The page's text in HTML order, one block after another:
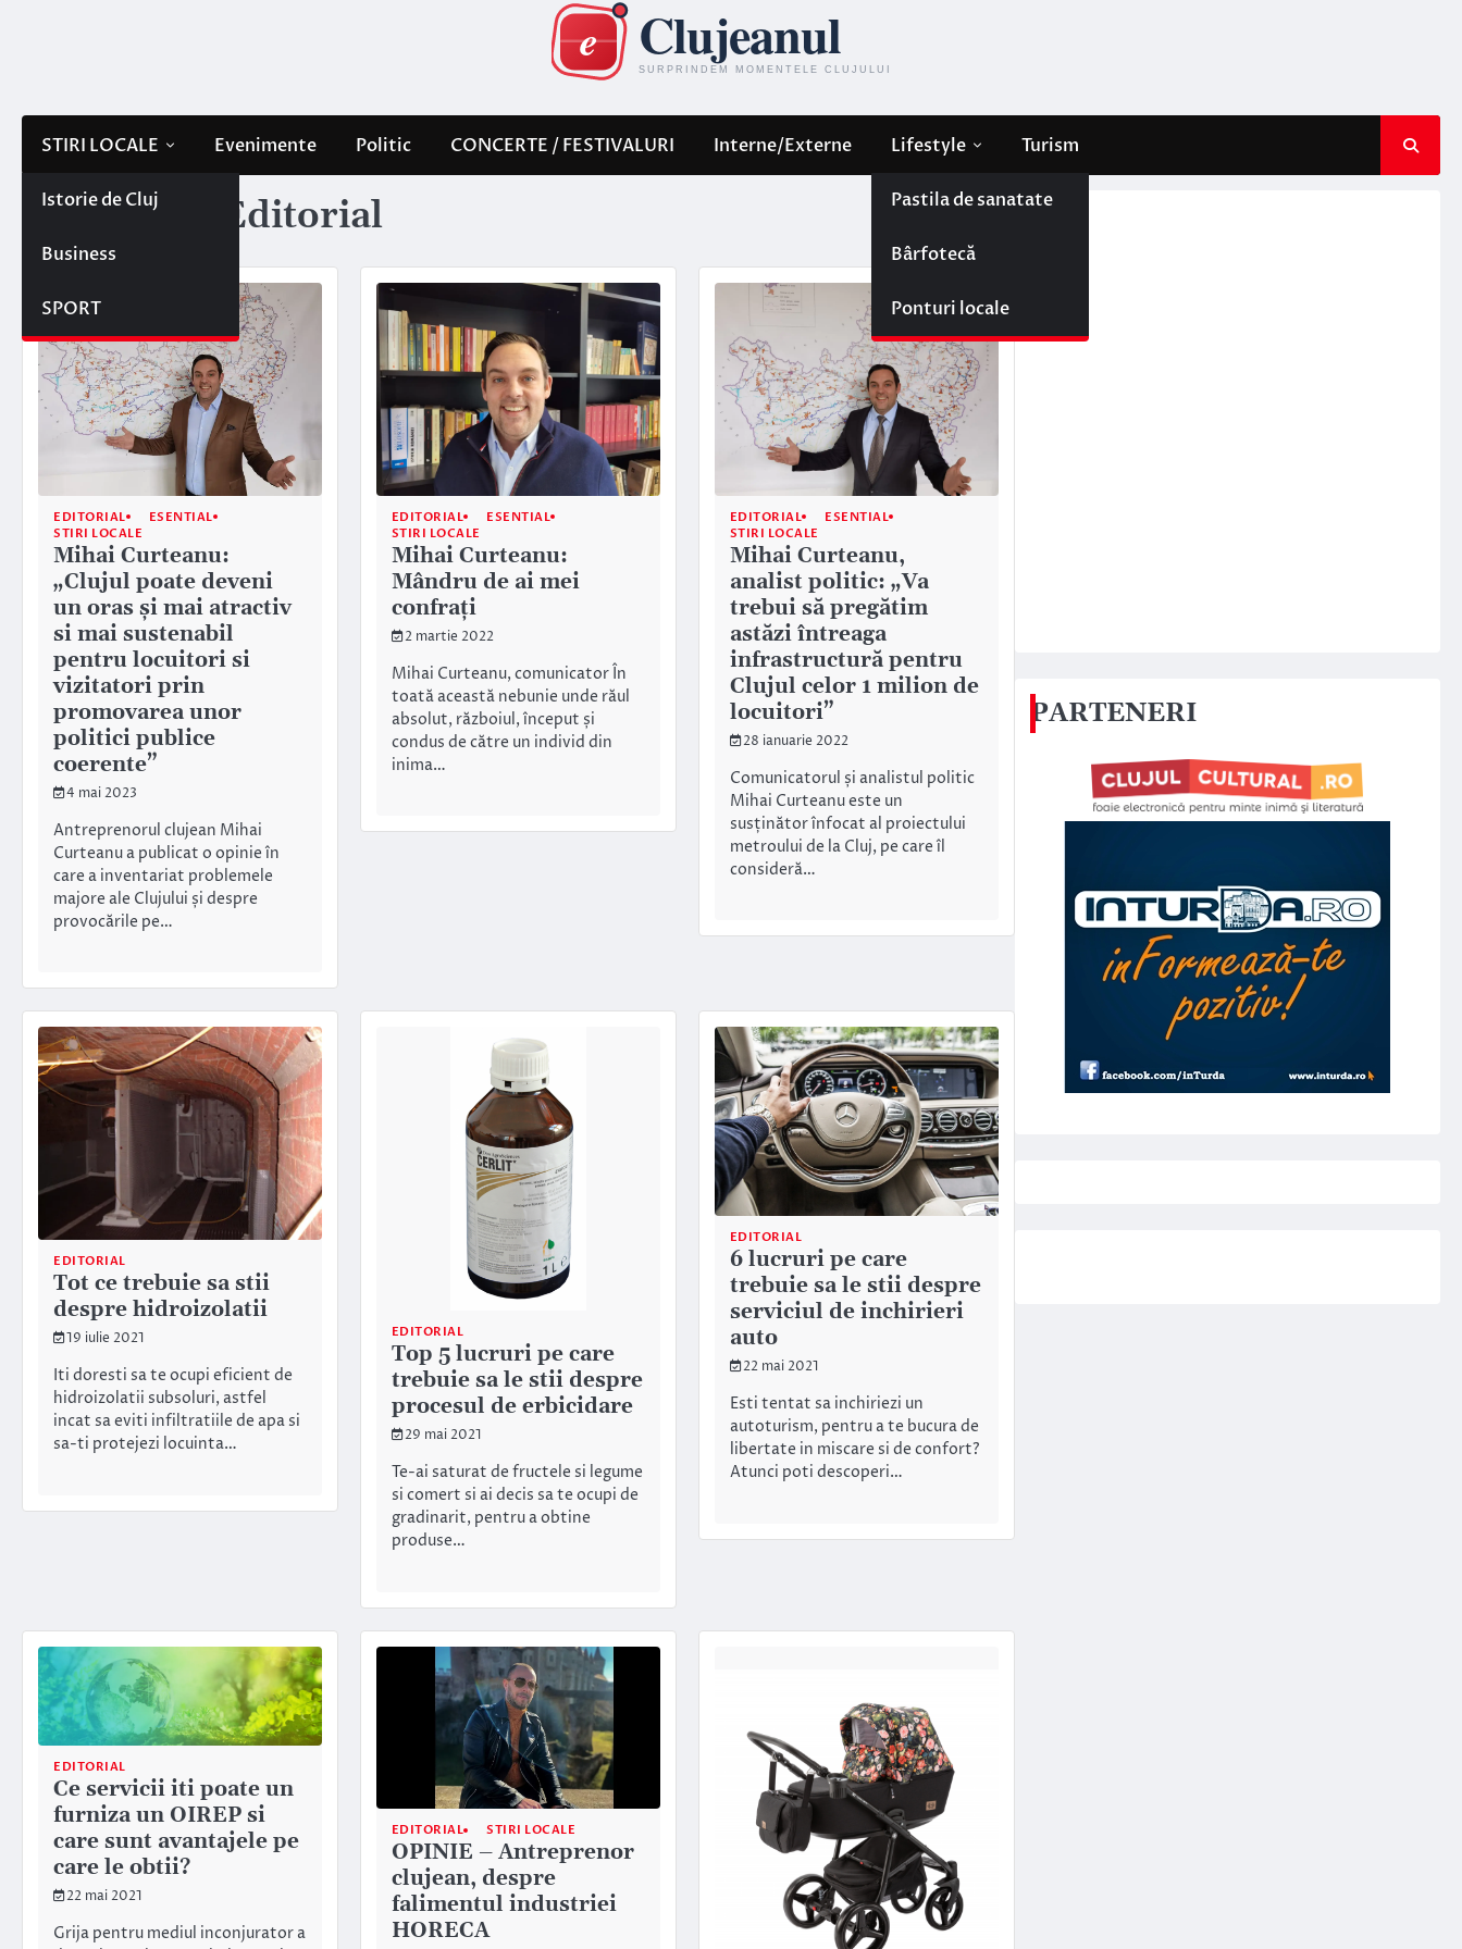
STIRI LOCALE
Istorie de Cluj
Business
SPORT
Evenimente Politic CONCERTE / FESTIVALURI Interne/Externe Lifestyle
Pastila de sanatate
Bârfotecă
Ponturi locale
Turism
Categorie: Editorial
EDITORIAL
ESENTIAL
STIRI LOCALE
Mihai Curteanu:
„Clujul poate deveni
un oras și mai atractiv
si mai sustenabil
pentru locuitori si
vizitatori prin
promovarea unor
politici publice
coerente”
4 mai 2023
Antreprenorul clujean Mihai
Curteanu a publicat o opinie în
care a inventariat problemele
majore ale Clujului și despre
provocările pe…
EDITORIAL
ESENTIAL
STIRI LOCALE
Mihai Curteanu:
Mândru de ai mei
confrați
2 martie 2022
Mihai Curteanu, comunicator În
toată această nebunie unde răul
absolut, războiul, început și
condus de către un individ din
inima…
EDITORIAL
ESENTIAL
STIRI LOCALE
Mihai Curteanu,
analist politic: „Va
trebui să pregătim
astăzi întreaga
infrastructură pentru
Clujul celor 1 milion de
locuitori”
28 ianuarie 2022
Comunicatorul și analistul politic
Mihai Curteanu este un
susținător înfocat al proiectului
metroului de la Cluj, pe care îl
consideră…
EDITORIAL
Tot ce trebuie sa stii
despre hidroizolatii
19 iulie 2021
Iti doresti sa te ocupi eficient de
hidroizolatii subsoluri, astfel
incat sa eviti infiltratiile de apa si
sa-ti protejezi locuinta…
EDITORIAL
Top 5 lucruri pe care
trebuie sa le stii despre
procesul de erbicidare
29 mai 2021
Te-ai saturat de fructele si legume
si comert si ai decis sa te ocupi de
gradinarit, pentru a obtine
produse…
EDITORIAL
6 lucruri pe care
trebuie sa le stii despre
serviciul de inchirieri
auto
22 mai 2021
Esti tentat sa inchiriezi un
autoturism, pentru a te bucura de
libertate in miscare si de confort?
Atunci poti descoperi…
EDITORIAL
Ce servicii iti poate un
furniza un OIREP si
care sunt avantajele pe
care le obtii?
22 mai 2021
Grija pentru mediul inconjurator a
EDITORIAL STIRI LOCALE
OPINIE – Antreprenor
clujean, despre
falimentul industriei
HORECA
PARTENERI